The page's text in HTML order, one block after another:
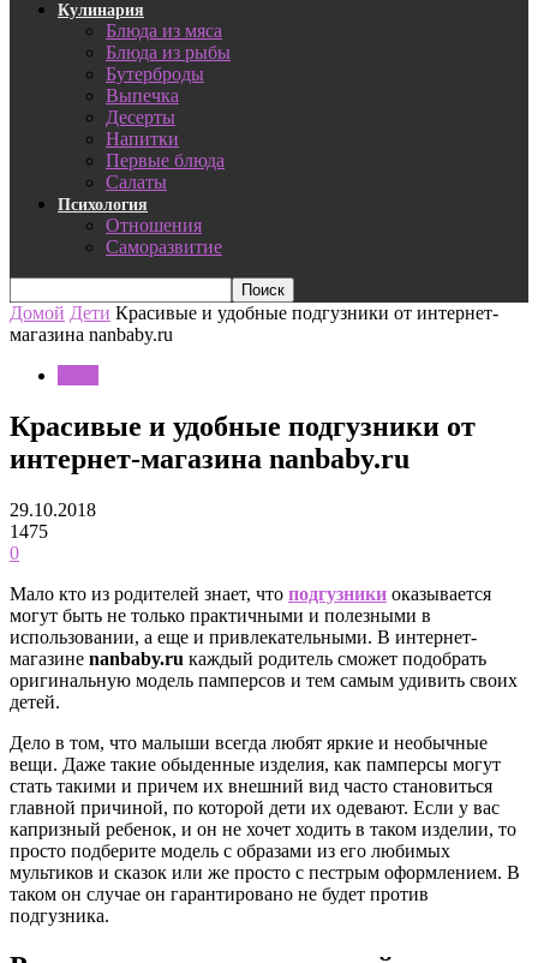
Кулинария
Блюда из мяса
Блюда из рыбы
Бутерброды
Выпечка
Десерты
Напитки
Первые блюда
Салаты
Психология
Отношения
Саморазвитие
Домой Дети Красивые и удобные подгузники от интернет-
магазина nanbaby.ru
Красивые и удобные подгузники от
интернет-магазина nanbaby.ru
29.10.2018
1475
0
Мало кто из родителей знает, что подгузники оказывается
могут быть не только практичными и полезными в
использовании, а еще и привлекательными. В интернет-
магазине nanbaby.ru каждый родитель сможет подобрать
оригинальную модель памперсов и тем самым удивить своих
детей.
Дело в том, что малыши всегда любят яркие и необычные
вещи. Даже такие обыденные изделия, как памперсы могут
стать такими и причем их внешний вид часто становиться
главной причиной, по которой дети их одевают. Если у вас
капризный ребенок, и он не хочет ходить в таком изделии, то
просто подберите модель с образами из его любимых
мультиков и сказок или же просто с пестрым оформлением. В
таком он случае он гарантировано не будет против
подгузника.